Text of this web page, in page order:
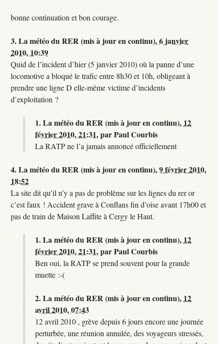
bonne continuation et bon courage.
3.La météo du RER (mis à jour en continu),6 janvier
2010, 10:39
Quid de l’incident d’hier (5 janvier 2010) où la panne d’une
locomotive a bloqué le trafic entre 8h30 et 10h, obligeant à
prendre une ligne D elle-même victime d’incidents
d’exploitation ?
1.La météo du RER (mis à jour en continu), 12
février 2010, 21:31,parPaul Courbis
La RATP ne l’a jamais annoncé officiellement
4.La météo du RER (mis à jour en continu),9 février 2010,
18:52
La site dit qu’il n’y a pas de problème sur les lignes du rer or
c’est faux ! Accident grave à Conflans fin d’oise avant 17h00 et
pas de train de Maison Laffite à Cergy le Haut.
1.La météo du RER (mis à jour en continu), 12
février 2010, 21:31,parPaul Courbis
Ben oui, la RATP se prend souvent pour la grande
muette :-(
2.La météo du RER (mis à jour en continu), 12
avril 2010, 07:43
12 avril 2010 , grève depuis 6 jours encore une journée
perturbée, une réunion annulée, des voyageurs stressés,